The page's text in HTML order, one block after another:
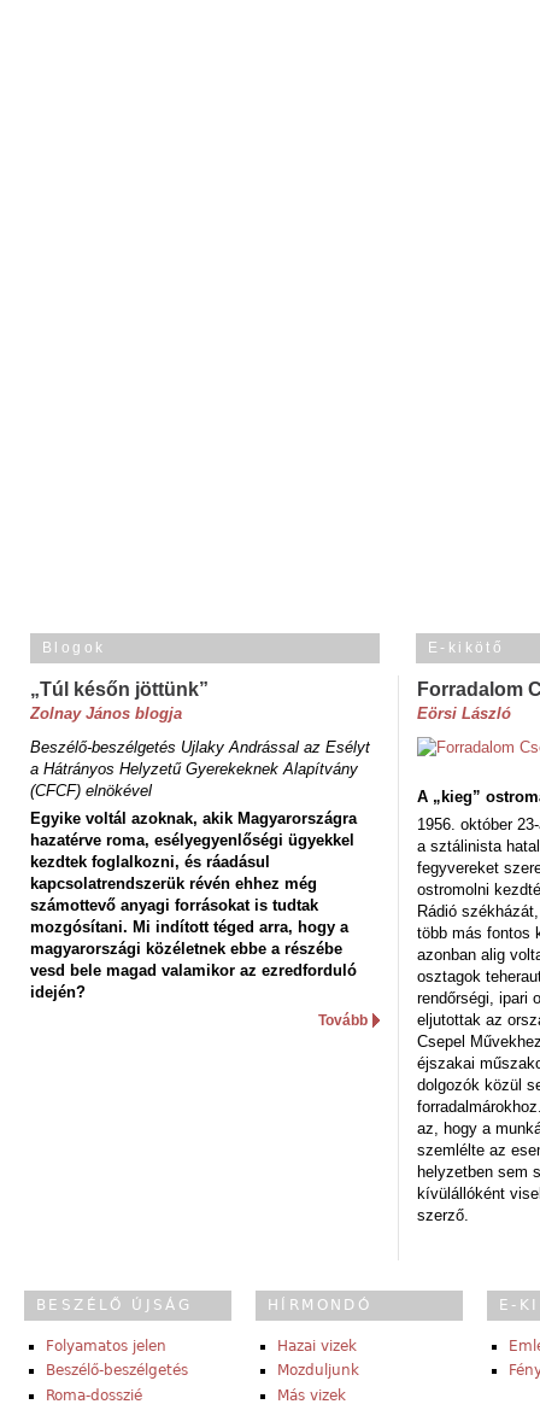
Blogok
„Túl későn jöttünk”
Zolnay János blogja
Beszélő-beszélgetés Ujlaky Andrással az Esélyt
a Hátrányos Helyzetű Gyerekeknek Alapítvány
(CFCF) elnökével
Egyike voltál azoknak, akik Magyarországra
hazatérve roma, esélyegyenlőségi ügyekkel
kezdtek foglalkozni, és ráadásul
kapcsolatrendszerük révén ehhez még
számottevő anyagi forrásokat is tudtak
mozgósítani. Mi indított téged arra, hogy a
magyarországi közéletnek ebbe a részébe
vesd bele magad valamikor az ezredforduló
idején?
Tovább
E-kikötő
Forradalom
Eörsi László
A „kieg”
1956. október
a sztálinista
fegyvereket
ostromolni
Rádió
több más fontos
azonban alig
osztagok
rendőrségi, ipari
eljutottak az
Csepel
éjszakai
dolgozók közül
az, hogy a
szemlélte az
helyzetben sem
kívülállóként
szerző.
BESZÉLŐ ÚJSÁG
Folyamatos jelen
Beszélő-beszélgetés
Roma-dosszié
HÍRMONDÓ
Hazai vizek
Mozduljunk
Más vizek
E-